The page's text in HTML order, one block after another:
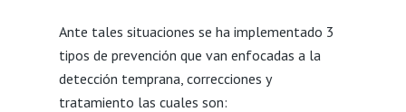
Ante tales situaciones se ha implementado 3
tipos de prevención que van enfocadas a la
detección temprana, correcciones y
tratamiento las cuales son: